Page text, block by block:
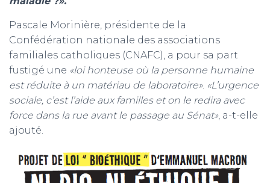
Pascale Morinière, présidente de la
Confédération nationale des associations
familiales catholiques (CNAFC), a pour sa part
fustigé une «loi honteuse où la personne humaine
est réduite à un matériau de laboratoire». «L’urgence
sociale, c’est l’aide aux familles et on le redira avec
force dans la rue avant le passage au Sénat», a-t-elle
ajouté.